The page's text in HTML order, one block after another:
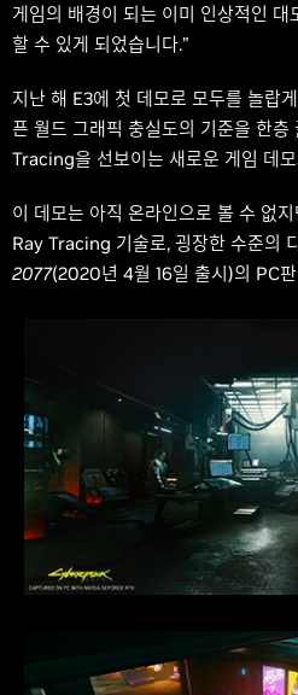
게임의 배경이 되는 이미 인상적인
할 수 있게 되었습니다.”
지난 해 E3에 첫 데모로 모두를 놀랍
픈 월드 그래픽 충실도의 기준을 한
Tracing을 선보이는 새로운 게임 데
이 데모는 아직 온라인으로 볼 수 없
Ray Tracing 기술로, 굉장한 수준의
2077(2020년 4월 16일 출시)의 PC